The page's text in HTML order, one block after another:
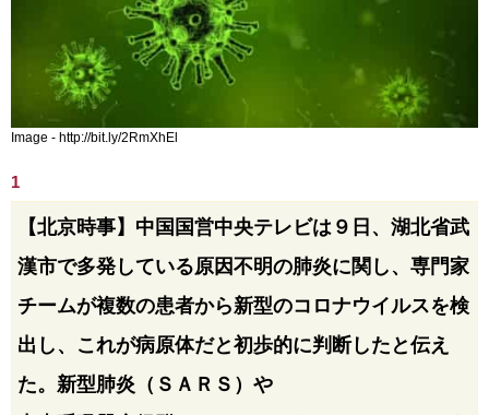
Image - http://bit.ly/2RmXhEl
1
【北京時事】中国国営中央テレビは９日、湖北省武
漢市で多発している原因不明の肺炎に関し、専門家
チームが複数の患者から新型のコロナウイルスを検
出し、これが病原体だと初歩的に判断したと伝え
た。新型肺炎（ＳＡＲＳ）や